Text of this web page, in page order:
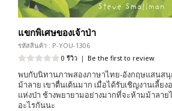
แขกพิเศษของเจ้าป่า
รหัสสินค้า : P-YOU-1306
0 รีวิว | Be the first to review
พบกับนิทานภาพสองภาษาไทย-อังกฤษแสนสนุก
ม้าลาย เขาตื่นเต้นมาก เมื่อได้รับเชิญงานเลี้ย
แห่งป่า ช้างพยายามอย่างมากที่จะห้ามม้าลาย
อะไรกันนะ